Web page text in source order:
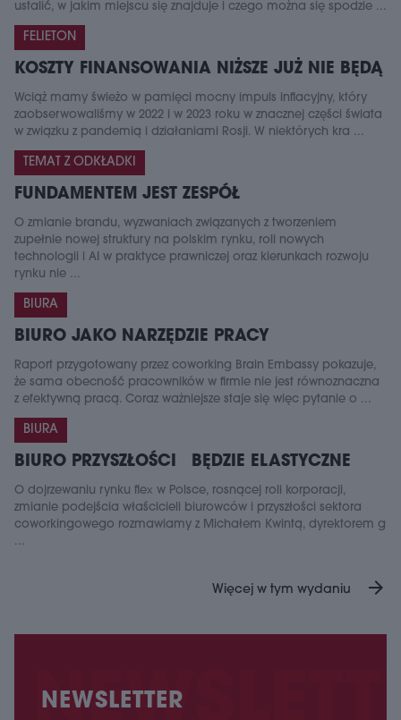
ustalić, w jakim miejscu się znajduje i czego można się spodzie ...
FELIETON
KOSZTY FINANSOWANIA NIŻSZE JUŻ NIE BĘDĄ
Wciąż mamy świeżo w pamięci mocny impuls inflacyjny, który
zaobserwowaliśmy w 2022 i w 2023 roku w znacznej części świata
w związku z pandemią i działaniami Rosji. W niektórych kra ...
TEMAT Z ODKŁADKI
FUNDAMENTEM JEST ZESPÓŁ
O zmianie brandu, wyzwaniach związanych z tworzeniem
zupełnie nowej struktury na polskim rynku, roli nowych
technologii i AI w praktyce prawniczej oraz kierunkach rozwoju
rynku nie ...
BIURA
BIURO JAKO NARZĘDZIE PRACY
Raport przygotowany przez coworking Brain Embassy pokazuje,
że sama obecność pracowników w firmie nie jest równoznaczna
z efektywną pracą. Coraz ważniejsze staje się więc pytanie o ...
BIURA
BIURO PRZYSZŁOŚCI BĘDZIE ELASTYCZNE
O dojrzewaniu rynku flex w Polsce, rosnącej roli korporacji,
zmianie podejścia właścicieli biurowców i przyszłości sektora
coworkingowego rozmawiamy z Michałem Kwintą, dyrektorem g
...
Więcej w tym wydaniu arrow_forward
NEWSLETTER